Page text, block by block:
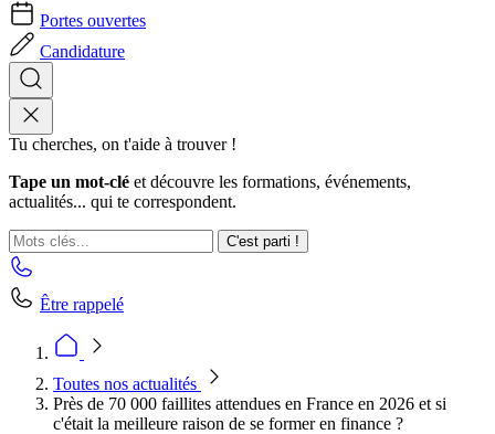
Portes ouvertes
Candidature
Tu cherches, on t'aide à trouver !
Tape un mot-clé et découvre les formations, événements,
actualités... qui te correspondent.
C'est parti !
Être rappelé
Toutes nos actualités
Près de 70 000 faillites attendues en France en 2026 et si
c'était la meilleure raison de se former en finance ?